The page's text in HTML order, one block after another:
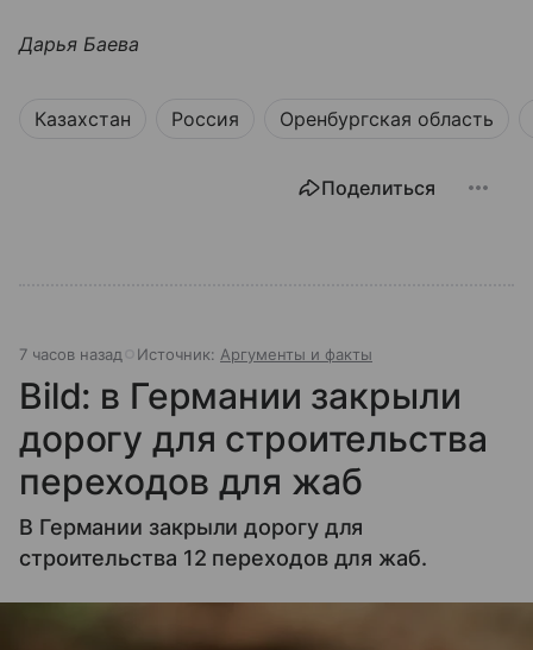
Дарья Баева
Казахстан Россия Оренбургская область
Поделиться
7 часов назад Источник: Аргументы и факты
Bild: в Германии закрыли
дорогу для строительства
переходов для жаб
В Германии закрыли дорогу для
строительства 12 переходов для жаб.